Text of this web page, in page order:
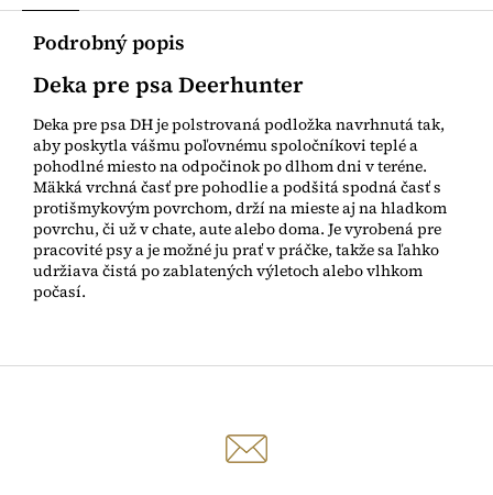
Podrobný popis
Deka pre psa Deerhunter
Deka pre psa DH je polstrovaná podložka navrhnutá tak,
aby poskytla vášmu poľovnému spoločníkovi teplé a
pohodlné miesto na odpočinok po dlhom dni v teréne.
Mäkká vrchná časť pre pohodlie a podšitá spodná časť s
protišmykovým povrchom, drží na mieste aj na hladkom
povrchu, či už v chate, aute alebo doma. Je vyrobená pre
pracovité psy a je možné ju prať v práčke, takže sa ľahko
udržiava čistá po zablatených výletoch alebo vlhkom
počasí.